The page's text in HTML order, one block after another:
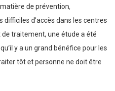
matière de prévention,
d’accès dans les centres
traitement, une étude a été
y a un grand bénéfice pour les
tôt et personne ne doit être